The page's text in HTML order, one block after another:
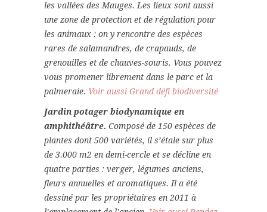
les vallées des Mauges. Les lieux sont aussi
une zone de protection et de régulation pour
les animaux : on y rencontre des espèces
rares de salamandres, de crapauds, de
grenouilles et de chauves-souris. Vous pouvez
vous promener librement dans le parc et la
palmeraie. Voir aussi Grand défi biodiversité
Jardin potager biodynamique en
amphithéâtre. Composé de 150 espèces de
plantes dont 500 variétés, il s’étale sur plus
de 3.000 m2 en demi-cercle et se décline en
quatre parties : verger, légumes anciens,
fleurs annuelles et aromatiques. Il a été
dessiné par les propriétaires en 2011 à